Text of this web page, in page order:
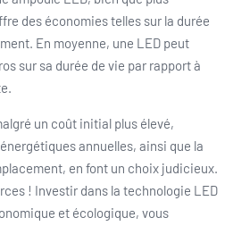
des économies telles sur la durée
En moyenne, une LED peut
sur sa durée de vie par rapport à
un coût initial plus élevé,
annuelles, ainsi que la
en font un choix judicieux.
! Investir dans la technologie LED
et écologique, vous